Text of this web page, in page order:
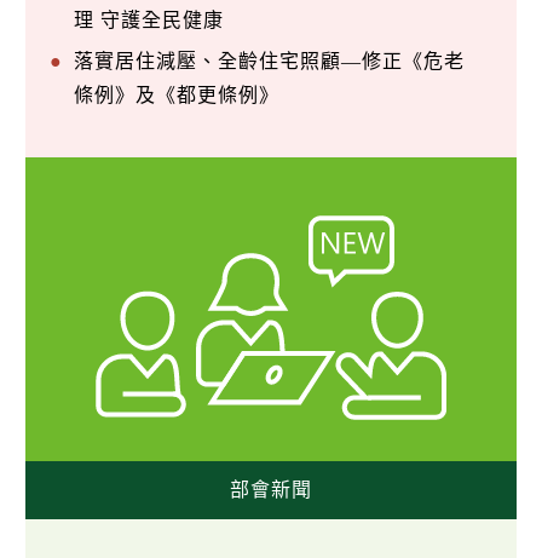
理 守護全民健康
落實居住減壓、全齡住宅照顧—修正《危老
條例》及《都更條例》
部會新聞